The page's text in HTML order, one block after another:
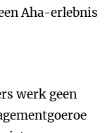
Aha-erlebnis
werk geen